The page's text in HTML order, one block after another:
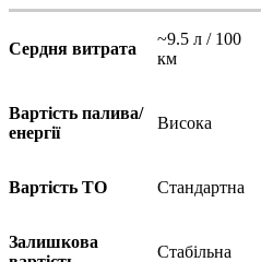
Сердня витрата
~9.5 л / 100
км
Вартість палива/
енергії
Висока
Вартість ТО Стандартна
Залишкова
Стабільна